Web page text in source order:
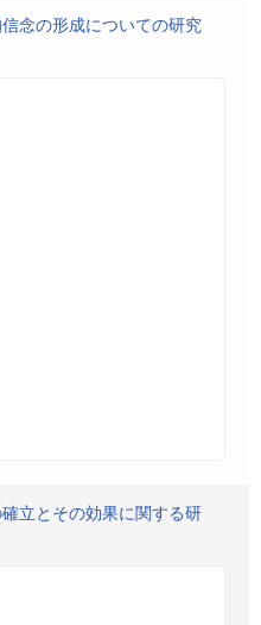
念の形成についての研究
立とその効果に関する研